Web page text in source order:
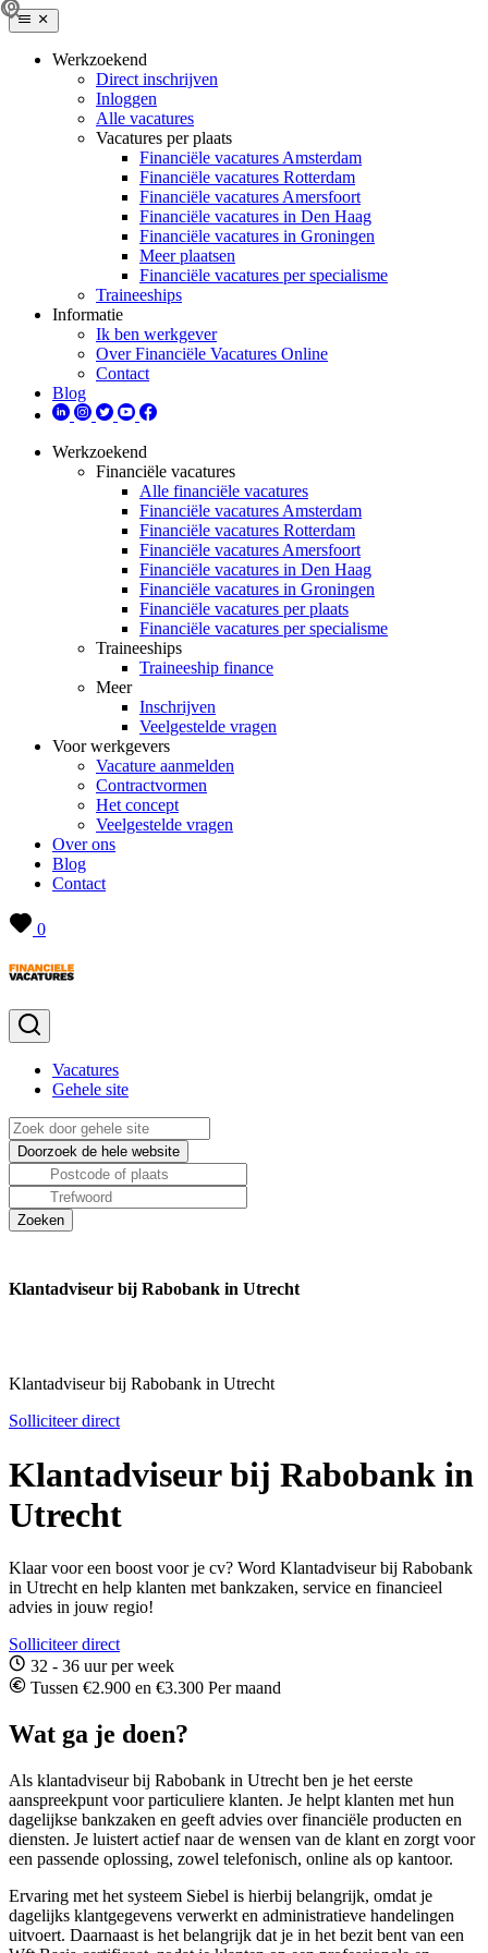
Werkzoekend
Direct inschrijven
Inloggen
Alle vacatures
Vacatures per plaats
Financiële vacatures Amsterdam
Financiële vacatures Rotterdam
Financiële vacatures Amersfoort
Financiële vacatures in Den Haag
Financiële vacatures in Groningen
Meer plaatsen
Financiële vacatures per specialisme
Traineeships
Informatie
Ik ben werkgever
Over Financiële Vacatures Online
Contact
Blog
Werkzoekend
Financiële vacatures
Alle financiële vacatures
Financiële vacatures Amsterdam
Financiële vacatures Rotterdam
Financiële vacatures Amersfoort
Financiële vacatures in Den Haag
Financiële vacatures in Groningen
Financiële vacatures per plaats
Financiële vacatures per specialisme
Traineeships
Traineeship finance
Meer
Inschrijven
Veelgestelde vragen
Voor werkgevers
Vacature aanmelden
Contractvormen
Het concept
Veelgestelde vragen
Over ons
Blog
Contact
0
Vacatures
Gehele site
Klantadviseur bij Rabobank in Utrecht
Klantadviseur bij Rabobank in Utrecht
Solliciteer direct
Klantadviseur bij Rabobank in
Utrecht
Klaar voor een boost voor je cv? Word Klantadviseur bij Rabobank
in Utrecht en help klanten met bankzaken, service en financieel
advies in jouw regio!
Solliciteer direct
32 - 36 uur per week
Tussen €2.900 en €3.300 Per maand
Wat ga je doen?
Als klantadviseur bij Rabobank in Utrecht ben je het eerste
aanspreekpunt voor particuliere klanten. Je helpt klanten met hun
dagelijkse bankzaken en geeft advies over financiële producten en
diensten. Je luistert actief naar de wensen van de klant en zorgt voor
een passende oplossing, zowel telefonisch, online als op kantoor.
Ervaring met het systeem Siebel is hierbij belangrijk, omdat je
dagelijks klantgegevens verwerkt en administratieve handelingen
uitvoert. Daarnaast is het belangrijk dat je in het bezit bent van een